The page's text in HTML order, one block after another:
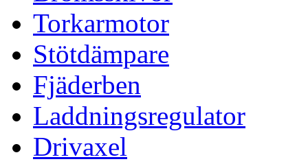
Torkarmotor
Stötdämpare
Fjäderben
Laddningsregulator
Drivaxel